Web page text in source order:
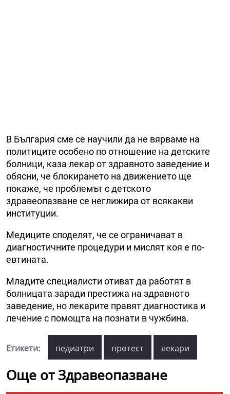
В България сме се научили да не вярваме на
политиците особено по отношение на детските
болници, каза лекар от здравното заведение и
обясни, че блокирането на движението ще
покаже, че проблемът с детското
здравеопазване се неглижира от всякакви
институции.
Медиците споделят, че се ограничават в
диагностичните процедури и мислят коя е по-
евтината.
Младите специалисти отиват да работят в
болницата заради престижа на здравното
заведение, но лекарите правят диагностика и
лечение с помощта на познати в чужбина.
Етикети: педиатри протест лекари
Още от Здравеопазване